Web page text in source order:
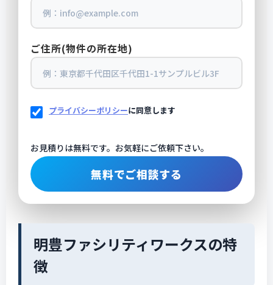
ご住所(物件の所在地)
プライバシーポリシーに同意します
お見積りは無料です。お気軽にご依頼下さい。
明豊ファシリティワークスの特
徴